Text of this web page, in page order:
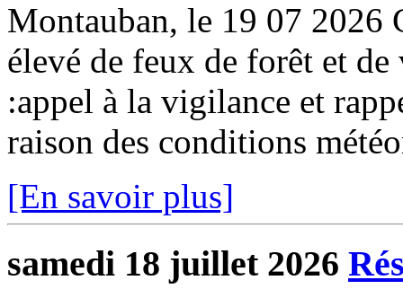
Montauban, le 19 07 2026
élevé de feux de forêt et
:appel à la vigilance et
raison des conditions
[En savoir plus]
samedi 18 juillet 2026